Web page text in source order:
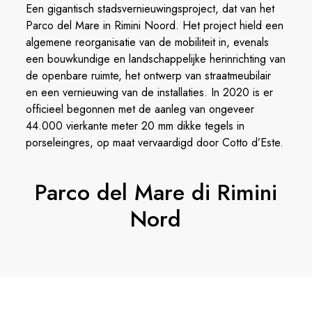
Een gigantisch stadsvernieuwingsproject, dat van het
Parco del Mare in Rimini Noord. Het project hield een
algemene reorganisatie van de mobiliteit in, evenals
een bouwkundige en landschappelijke herinrichting van
de openbare ruimte, het ontwerp van straatmeubilair
en een vernieuwing van de installaties. In 2020 is er
officieel begonnen met de aanleg van ongeveer
44.000 vierkante meter 20 mm dikke tegels in
porseleingres, op maat vervaardigd door Cotto d’Este.
Parco del Mare di Rimini
Nord